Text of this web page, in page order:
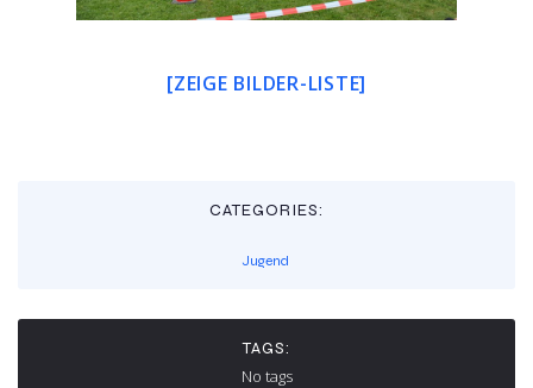
[ZEIGE BILDER-LISTE]
CATEGORIES:
Jugend
TAGS:
No tags